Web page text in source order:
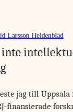
Larsson Heidenblad
inte
jag till
finansierade